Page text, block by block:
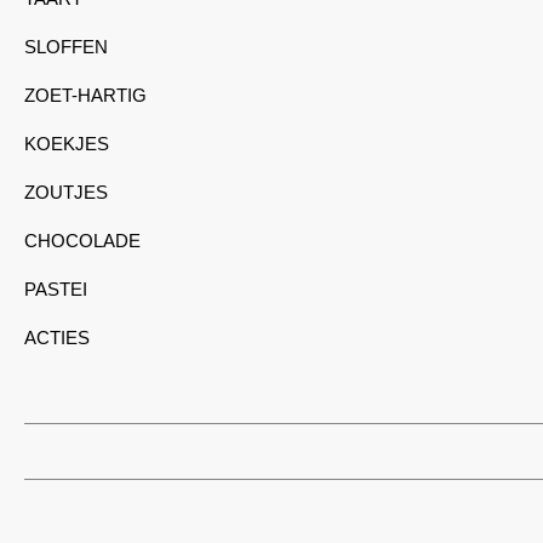
SLOFFEN
ZOET-HARTIG
KOEKJES
ZOUTJES
CHOCOLADE
PASTEI
ACTIES